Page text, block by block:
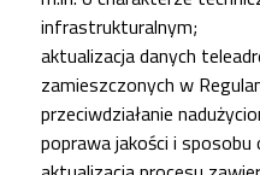
infrastrukturalnym;
aktualizacja danych
zamieszczonych w
przeciwdziałanie
poprawa jakości i sposobu